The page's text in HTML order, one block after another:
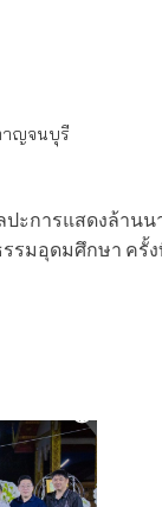
าญจนบุรี
ปะการแสดงล้าน
รมอุดมศึกษา ครั้